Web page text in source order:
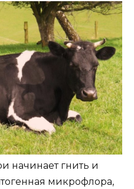
начинает гнить и
микрофлора,